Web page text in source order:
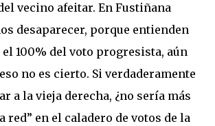
vecino afeitar. En Fustiñana
desaparecer, porque entienden
100% del voto progresista, aún
no es cierto. Si verdaderamente
a la vieja derecha, ¿no sería más
red” en el caladero de votos de la